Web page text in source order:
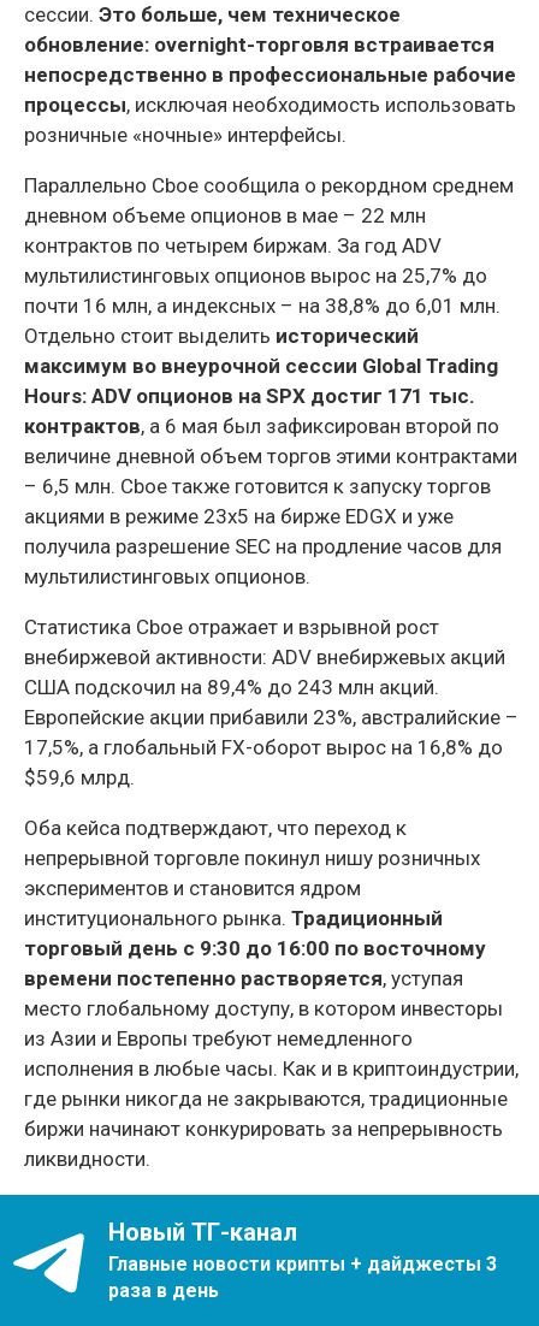
сессии. Это больше, чем техническое
обновление: overnight-торговля встраивается
непосредственно в профессиональные рабочие
процессы, исключая необходимость использовать
розничные «ночные» интерфейсы.
Параллельно Cboe сообщила о рекордном среднем
дневном объеме опционов в мае – 22 млн
контрактов по четырем биржам. За год ADV
мультилистинговых опционов вырос на 25,7% до
почти 16 млн, а индексных – на 38,8% до 6,01 млн.
Отдельно стоит выделить исторический
максимум во внеурочной сессии Global Trading
Hours: ADV опционов на SPX достиг 171 тыс.
контрактов, а 6 мая был зафиксирован второй по
величине дневной объем торгов этими контрактами
– 6,5 млн. Cboe также готовится к запуску торгов
акциями в режиме 23x5 на бирже EDGX и уже
получила разрешение SEC на продление часов для
мультилистинговых опционов.
Статистика Cboe отражает и взрывной рост
внебиржевой активности: ADV внебиржевых акций
США подскочил на 89,4% до 243 млн акций.
Европейские акции прибавили 23%, австралийские –
17,5%, а глобальный FX-оборот вырос на 16,8% до
$59,6 млрд.
Оба кейса подтверждают, что переход к
непрерывной торговле покинул нишу розничных
экспериментов и становится ядром
институционального рынка. Традиционный
торговый день с 9:30 до 16:00 по восточному
времени постепенно растворяется, уступая
место глобальному доступу, в котором инвесторы
из Азии и Европы требуют немедленного
исполнения в любые часы. Как и в криптоиндустрии,
где рынки никогда не закрываются, традиционные
биржи начинают конкурировать за непрерывность
ликвидности.
Новый ТГ-канал
Главные новости крипты + дайджесты 3
раза в день